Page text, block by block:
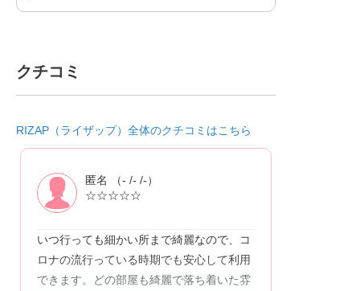
クチコミ
RIZAP（ライザップ）全体のクチコミはこちら
匿名 （- /- /-）
☆☆☆☆☆
いつ行っても細かい所まで綺麗なので、コ
ロナの流行っている時期でも安心して利用
できます。どの部屋も綺麗で落ち着いた雰